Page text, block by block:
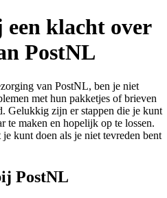
klacht over
PostNL
van PostNL, ben je niet
met hun pakketjes of brieven
Gelukkig zijn er stappen die je kunt
te maken en hopelijk op te lossen.
kunt doen als je niet tevreden bent
PostNL